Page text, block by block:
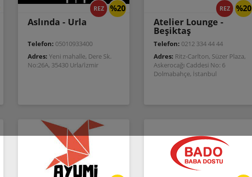
%20
REZ
Aslında - Urla
Telefon: 05010933400
Adres: Yeni mahalle, Dere Sk.
No:26A, 35430 Urla/İzmir
%20
REZ
Atelier Lounge -
Beşiktaş
Telefon: 0212 334 44 44
Adres: Ritz-Carlton, Süzer Plaza,
Askerocağı Caddesi No: 6
Dolmabahçe, İstanbul